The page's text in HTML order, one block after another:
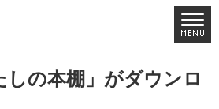
しの本棚」がダウンロ